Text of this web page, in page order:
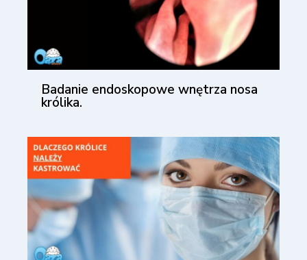
Badanie endoskopowe wnętrza nosa
królika.